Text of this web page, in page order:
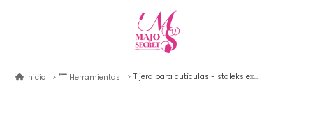
Inicio Herramientas Tijera para cutículas - staleks expert 11/1 "zurda"